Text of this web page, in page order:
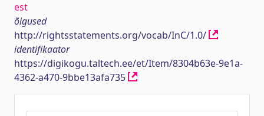
est
õigused
http://rightsstatements.org/vocab/InC/1.0/
identifikaator
https://digikogu.taltech.ee/et/Item/8304b63e-9e1a-
4362-a470-9bbe13afa735